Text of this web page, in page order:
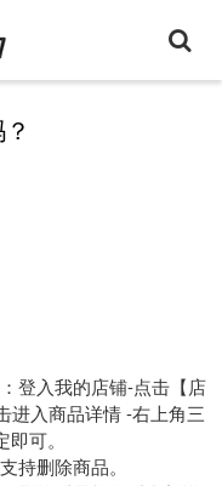
登入我的店铺-点击【店
进入商品详情 -右上角三
可。
持删除商品。